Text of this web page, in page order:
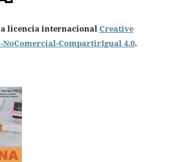
licencia internacionalCreative
CompartirIgual 4.0.